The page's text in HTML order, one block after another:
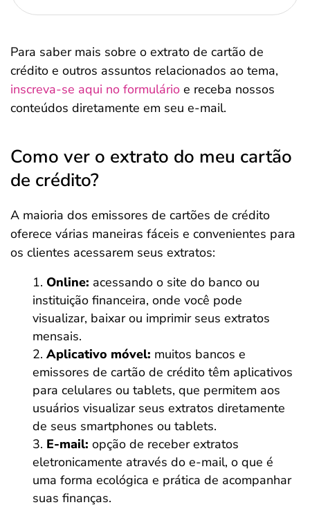
Para saber mais sobre o extrato de cartão de
crédito e outros assuntos relacionados ao tema,
inscreva-se aqui no formulário e receba nossos
conteúdos diretamente em seu e-mail.
Como ver o extrato do meu cartão
de crédito?
A maioria dos emissores de cartões de crédito
oferece várias maneiras fáceis e convenientes para
os clientes acessarem seus extratos:
Online: acessando o site do banco ou
instituição financeira, onde você pode
visualizar, baixar ou imprimir seus extratos
mensais.
Aplicativo móvel: muitos bancos e
emissores de cartão de crédito têm aplicativos
para celulares ou tablets, que permitem aos
usuários visualizar seus extratos diretamente
de seus smartphones ou tablets.
E-mail: opção de receber extratos
eletronicamente através do e-mail, o que é
uma forma ecológica e prática de acompanhar
suas finanças.